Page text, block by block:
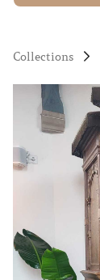
Collections